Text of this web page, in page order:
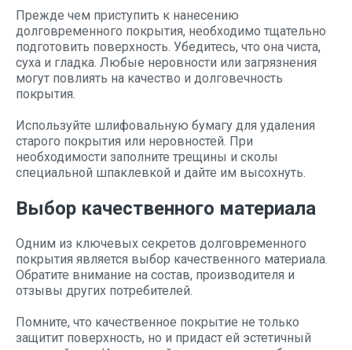
Прежде чем приступить к нанесению
долговременного покрытия, необходимо тщательно
подготовить поверхность. Убедитесь, что она чиста,
суха и гладка. Любые неровности или загрязнения
могут повлиять на качество и долговечность
покрытия.
Используйте шлифовальную бумагу для удаления
старого покрытия или неровностей. При
необходимости заполните трещины и сколы
специальной шпаклевкой и дайте им высохнуть.
Выбор качественного материала
Одним из ключевых секретов долговременного
покрытия является выбор качественного материала.
Обратите внимание на состав, производителя и
отзывы других потребителей.
Помните, что качественное покрытие не только
защитит поверхность, но и придаст ей эстетичный